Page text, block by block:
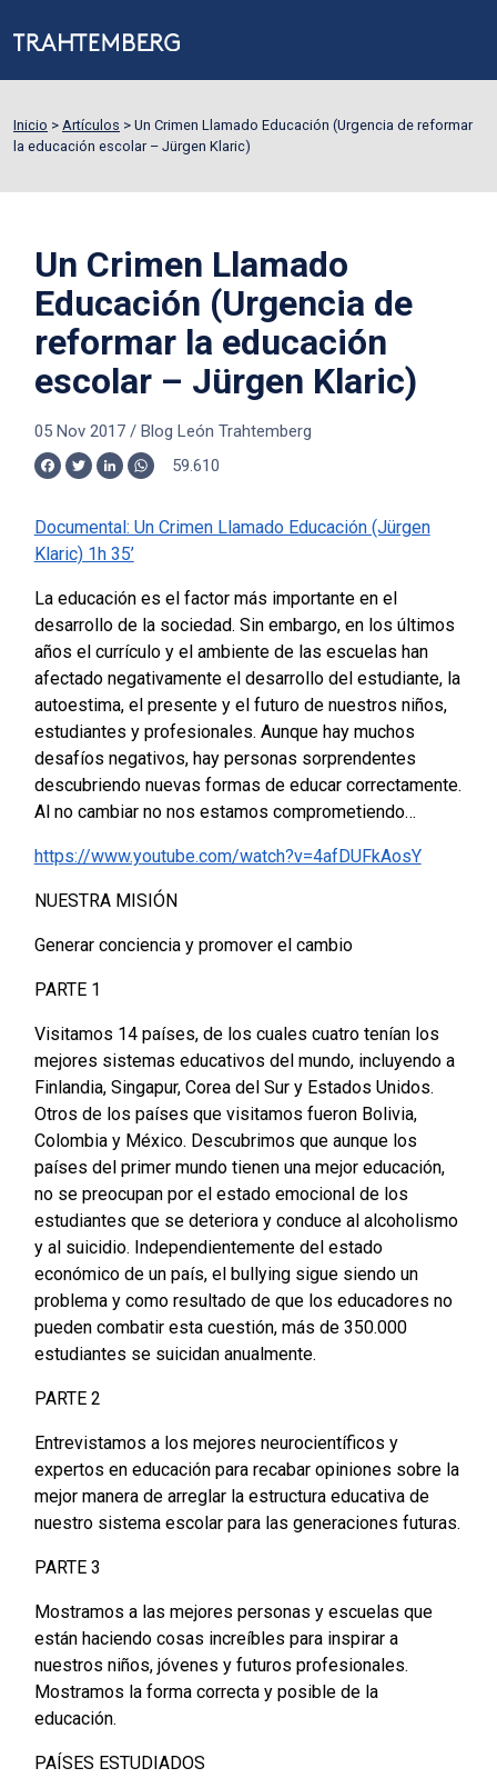
Inicio > Artículos > Un Crimen Llamado Educación (Urgencia de reformar
la educación escolar – Jürgen Klaric)
Un Crimen Llamado
Educación (Urgencia de
reformar la educación
escolar – Jürgen Klaric)
05 Nov 2017/ Blog León Trahtemberg
Facebook
TwitterLinkedInWhatsApp
59.610
Documental: Un Crimen Llamado Educación (Jürgen
Klaric) 1h 35’
La educación es el factor más importante en el
desarrollo de la sociedad. Sin embargo, en los últimos
años el currículo y el ambiente de las escuelas han
afectado negativamente el desarrollo del estudiante, la
autoestima, el presente y el futuro de nuestros niños,
estudiantes y profesionales. Aunque hay muchos
desafíos negativos, hay personas sorprendentes
descubriendo nuevas formas de educar correctamente.
Al no cambiar no nos estamos comprometiendo…
https://www.youtube.com/watch?v=4afDUFkAosY
NUESTRA MISIÓN
Generar conciencia y promover el cambio
PARTE 1
Visitamos 14 países, de los cuales cuatro tenían los
mejores sistemas educativos del mundo, incluyendo a
Finlandia, Singapur, Corea del Sur y Estados Unidos.
Otros de los países que visitamos fueron Bolivia,
Colombia y México. Descubrimos que aunque los
países del primer mundo tienen una mejor educación,
no se preocupan por el estado emocional de los
estudiantes que se deteriora y conduce al alcoholismo
y al suicidio. Independientemente del estado
económico de un país, el bullying sigue siendo un
problema y como resultado de que los educadores no
pueden combatir esta cuestión, más de 350.000
estudiantes se suicidan anualmente.
PARTE 2
Entrevistamos a los mejores neurocientíficos y
expertos en educación para recabar opiniones sobre la
mejor manera de arreglar la estructura educativa de
nuestro sistema escolar para las generaciones futuras.
PARTE 3
Mostramos a las mejores personas y escuelas que
están haciendo cosas increíbles para inspirar a
nuestros niños, jóvenes y futuros profesionales.
Mostramos la forma correcta y posible de la
educación.
PAÍSES ESTUDIADOS